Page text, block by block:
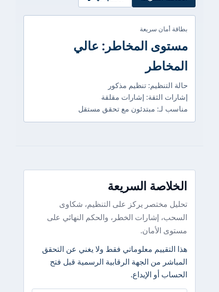
بطاقة أمان سريعة
مستوى المخاطر: عالي
المخاطر
حالة التنظيم: تنظيم مذكور
إشارات الثقة: إشارات مقلقة
مناسب لـ: مبتدئون مع تحقق مستقل
الخلاصة السريعة
تحليل مختصر يركز على التنظيم، شكاوى
السحب، إشارات الخطر، والحكم النهائي على
مستوى الأمان.
هذا التقييم معلوماتي فقط ولا يغني عن التحقق
المباشر من الجهة الرقابية الرسمية قبل فتح
الحساب أو الإيداع.